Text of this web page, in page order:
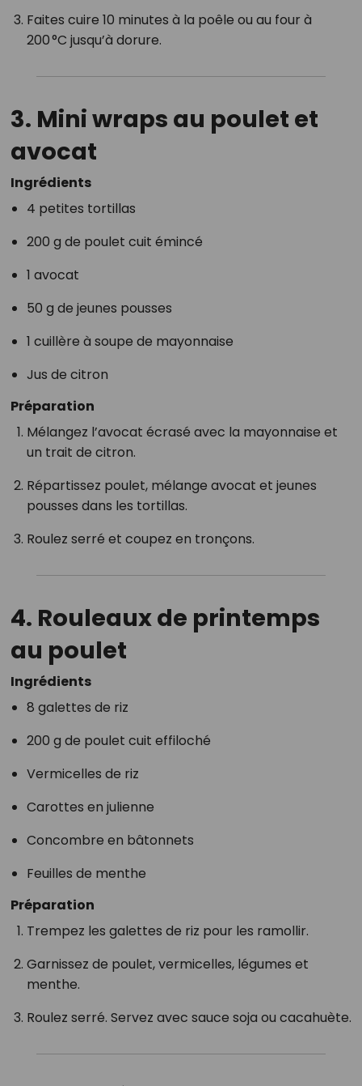
Faites cuire 10 minutes à la poêle ou au four à
200 °C jusqu’à dorure.
3. Mini wraps au poulet et
avocat
Ingrédients
4 petites tortillas
200 g de poulet cuit émincé
1 avocat
50 g de jeunes pousses
1 cuillère à soupe de mayonnaise
Jus de citron
Préparation
Mélangez l’avocat écrasé avec la mayonnaise et
un trait de citron.
Répartissez poulet, mélange avocat et jeunes
pousses dans les tortillas.
Roulez serré et coupez en tronçons.
4. Rouleaux de printemps
au poulet
Ingrédients
8 galettes de riz
200 g de poulet cuit effiloché
Vermicelles de riz
Carottes en julienne
Concombre en bâtonnets
Feuilles de menthe
Préparation
Trempez les galettes de riz pour les ramollir.
Garnissez de poulet, vermicelles, légumes et
menthe.
Roulez serré. Servez avec sauce soja ou cacahuète.